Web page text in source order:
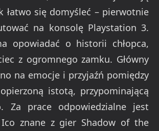
łatwo się domyśleć – pierwotnie
na konsolę Playstation 3.
opowiadać o historii chłopca,
z ogromnego zamku. Główny
na emocje i przyjaźń pomiędzy
istotą, przypominającą
Za prace odpowiedzialne jest
znane z gier Shadow of the